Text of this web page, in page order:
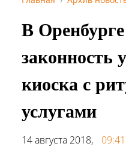
В
законность
киоска с
услугами
14 августа 2018, 09:41